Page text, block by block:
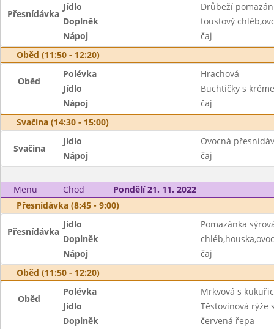
Přesnídávka
Jídlo
Drůbeží
Doplněk
toustový
Nápoj
čaj
Oběd (11:50 - 12:20)
Oběd
Polévka
Hrachová
Jídlo
Buchtičky s
Nápoj
čaj
Svačina (14:30 - 15:00)
Svačina
Jídlo
Ovocná
Nápoj
čaj
Menu Chod
Pondělí 21. 11. 2022
Přesnídávka (8:45 - 9:00)
Přesnídávka
Jídlo
Pomazánka
Doplněk
Nápoj
čaj
Oběd (11:50 - 12:20)
Oběd
Polévka
Mrkvová s
Jídlo
Těstovinová rýže
Doplněk
červená řepa